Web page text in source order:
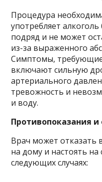
Процедура
употребляет
подряд и не может
из-за выраженного
Симптомы,
включают сильную
артериального
тревожность и
и воду.
Противопоказания и
Врач может отказать
на дому и настоять
следующих случаях: